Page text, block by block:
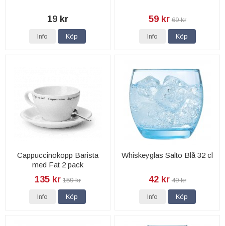
19 kr
Info Köp
59 kr 69 kr
Info Köp
Cappuccinokopp Barista
med Fat 2 pack
135 kr 159 kr
Info Köp
Whiskeyglas Salto Blå 32 cl
42 kr 49 kr
Info Köp